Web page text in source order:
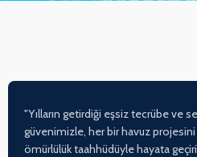
"Yılların getirdiği eşsiz tecrübe ve
güvenimizle, her bir havuz
ömürlülük taahhüdüyle hayata